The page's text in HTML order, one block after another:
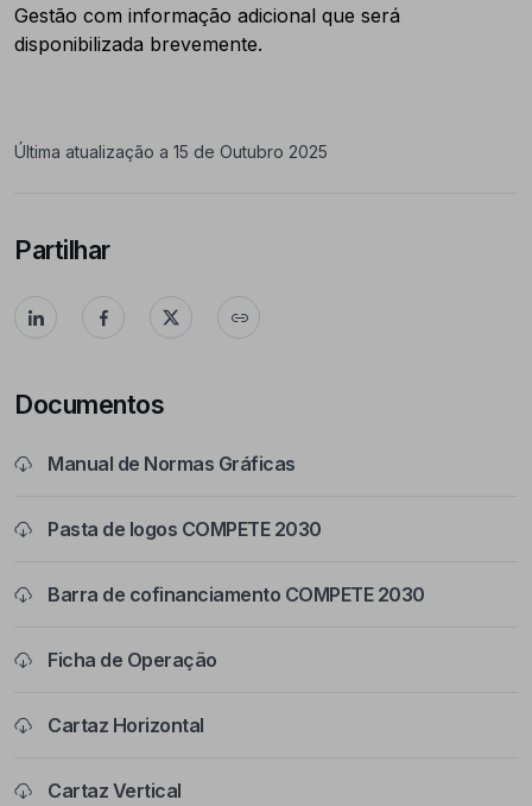
Gestão com informação adicional que será
disponibilizada brevemente.
Última atualização a 15 de Outubro 2025
Partilhar
Documentos
Manual de Normas Gráficas
Pasta de logos COMPETE 2030
Barra de cofinanciamento COMPETE 2030
Ficha de Operação
Cartaz Horizontal
Cartaz Vertical